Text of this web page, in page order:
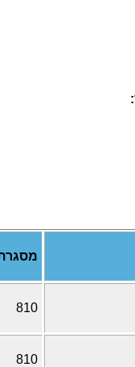
810
810